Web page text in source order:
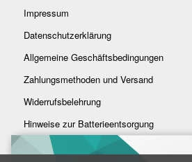
Impressum
Datenschutzerklärung
Allgemeine Geschäftsbedingungen
Zahlungsmethoden und Versand
Widerrufsbelehrung
Hinweise zur Batterieentsorgung